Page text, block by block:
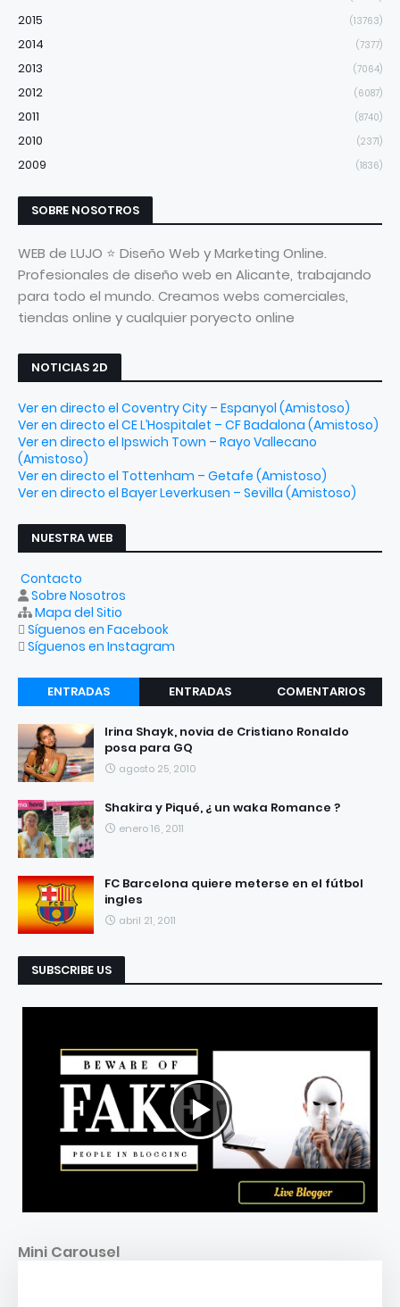
2015 (13763)
2014 (7377)
2013 (7064)
2012 (6087)
2011 (8740)
2010 (2371)
2009 (1836)
SOBRE NOSOTROS
WEB de LUJO ⭐ Diseño Web y Marketing Online.
Profesionales de diseño web en Alicante, trabajando
para todo el mundo. Creamos webs comerciales,
tiendas online y cualquier poryecto online
NOTICIAS 2D
Ver en directo el Coventry City – Espanyol (Amistoso)
Ver en directo el CE L’Hospitalet – CF Badalona (Amistoso)
Ver en directo el Ipswich Town – Rayo Vallecano
(Amistoso)
Ver en directo el Tottenham – Getafe (Amistoso)
Ver en directo el Bayer Leverkusen – Sevilla (Amistoso)
NUESTRA WEB
Contacto
Sobre Nosotros
Mapa del Sitio
Síguenos en Facebook
Síguenos en Instagram
ENTRADAS
RECIENTES
ENTRADAS
COMENTARIOS
Irina Shayk, novia de Cristiano Ronaldo
posa para GQ
agosto 25, 2010
Shakira y Piqué, ¿ un waka Romance ?
enero 16, 2011
FC Barcelona quiere meterse en el fútbol
ingles
abril 21, 2011
SUBSCRIBE US
Mini Carousel